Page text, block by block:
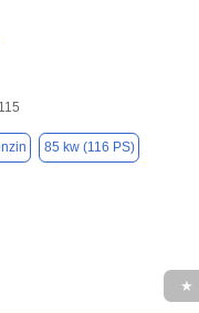
85 kw (116 PS)
★